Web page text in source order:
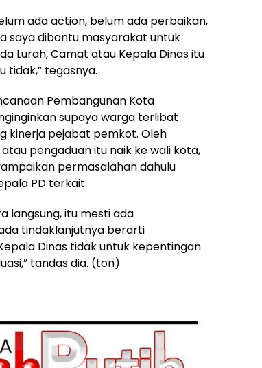
ada action, belum ada perbaikan,
saya dibantu masyarakat untuk
Lurah, Camat atau Kepala Dinas itu
tidak,” tegasnya.
Pembangunan Kota
supaya warga terlibat
kinerja pejabat pemkot. Oleh
pengaduan itu naik ke wali kota,
permasalahan dahulu
PD terkait.
langsung, itu mesti ada
tindaklanjutnya berarti
Dinas tidak untuk kepentingan
tandas dia. (ton)